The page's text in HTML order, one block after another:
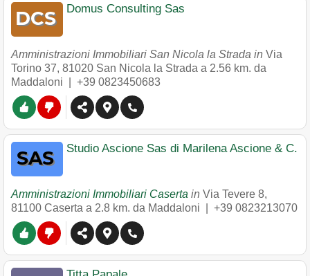
Domus Consulting Sas
Amministrazioni Immobiliari San Nicola la Strada in Via
Torino 37, 81020 San Nicola la Strada a 2.56 km. da
Maddaloni | +39 0823450683
Studio Ascione Sas di Marilena Ascione & C.
Amministrazioni Immobiliari Caserta in Via Tevere 8,
81100 Caserta a 2.8 km. da Maddaloni | +39 0823213070